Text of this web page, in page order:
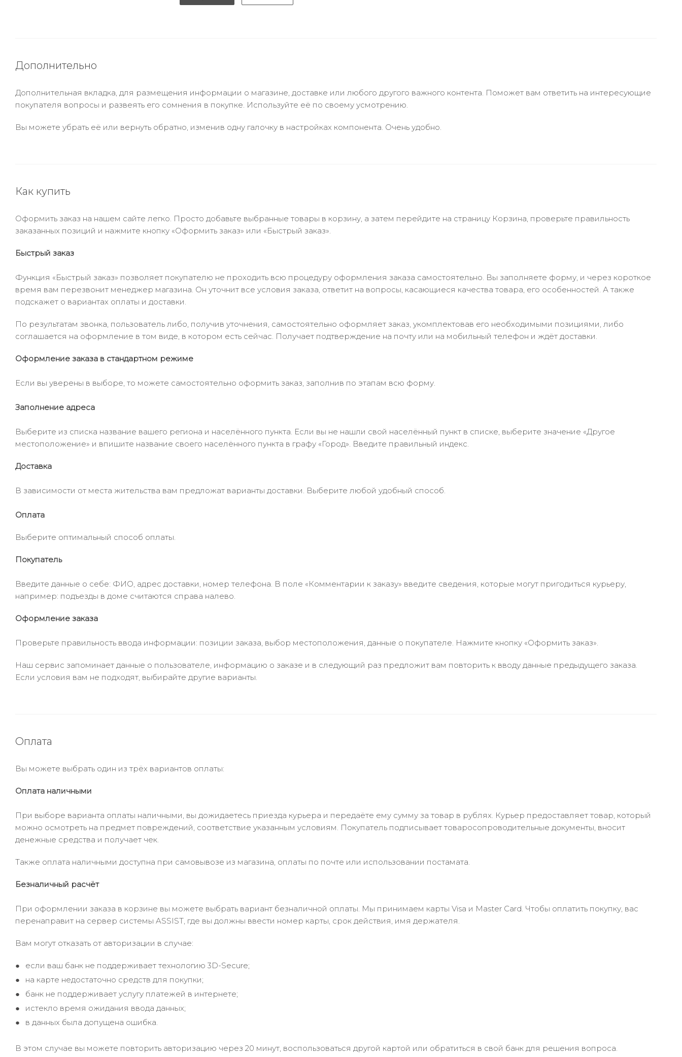
Дополнительно
Дополнительная вкладка, для размещения информации о магазине, доставке или любого другого важного контента. Поможет вам ответить на интересующие
покупателя вопросы и развеять его сомнения в покупке. Используйте её по своему усмотрению.
Вы можете убрать её или вернуть обратно, изменив одну галочку в настройках компонента. Очень удобно.
Как купить
Оформить заказ на нашем сайте легко. Просто добавьте выбранные товары в корзину, а затем перейдите на страницу Корзина, проверьте правильность
заказанных позиций и нажмите кнопку «Оформить заказ» или «Быстрый заказ».
Быстрый заказ
Функция «Быстрый заказ» позволяет покупателю не проходить всю процедуру оформления заказа самостоятельно. Вы заполняете форму, и через короткое
время вам перезвонит менеджер магазина. Он уточнит все условия заказа, ответит на вопросы, касающиеся качества товара, его особенностей. А также
подскажет о вариантах оплаты и доставки.
По результатам звонка, пользователь либо, получив уточнения, самостоятельно оформляет заказ, укомплектовав его необходимыми позициями, либо
соглашается на оформление в том виде, в котором есть сейчас. Получает подтверждение на почту или на мобильный телефон и ждёт доставки.
Оформление заказа в стандартном режиме
Если вы уверены в выборе, то можете самостоятельно оформить заказ, заполнив по этапам всю форму.
Заполнение адреса
Выберите из списка название вашего региона и населённого пункта. Если вы не нашли свой населённый пункт в списке, выберите значение «Другое
местоположение» и впишите название своего населённого пункта в графу «Город». Введите правильный индекс.
Доставка
В зависимости от места жительства вам предложат варианты доставки. Выберите любой удобный способ.
Оплата
Выберите оптимальный способ оплаты.
Покупатель
Введите данные о себе: ФИО, адрес доставки, номер телефона. В поле «Комментарии к заказу» введите сведения, которые могут пригодиться курьеру,
например: подъезды в доме считаются справа налево.
Оформление заказа
Проверьте правильность ввода информации: позиции заказа, выбор местоположения, данные о покупателе. Нажмите кнопку «Оформить заказ».
Наш сервис запоминает данные о пользователе, информацию о заказе и в следующий раз предложит вам повторить к вводу данные предыдущего заказа.
Если условия вам не подходят, выбирайте другие варианты.
Оплата
Вы можете выбрать один из трёх вариантов оплаты:
Оплата наличными
При выборе варианта оплаты наличными, вы дожидаетесь приезда курьера и передаёте ему сумму за товар в рублях. Курьер предоставляет товар, который
можно осмотреть на предмет повреждений, соответствие указанным условиям. Покупатель подписывает товаросопроводительные документы, вносит
денежные средства и получает чек.
Также оплата наличными доступна при самовывозе из магазина, оплаты по почте или использовании постамата.
Безналичный расчёт
При оформлении заказа в корзине вы можете выбрать вариант безналичной оплаты. Мы принимаем карты Visa и Master Card. Чтобы оплатить покупку, вас
перенаправит на сервер системы ASSIST, где вы должны ввести номер карты, срок действия, имя держателя.
Вам могут отказать от авторизации в случае:
если ваш банк не поддерживает технологию 3D-Secure;
на карте недостаточно средств для покупки;
банк не поддерживает услугу платежей в интернете;
истекло время ожидания ввода данных;
в данных была допущена ошибка.
В этом случае вы можете повторить авторизацию через 20 минут, воспользоваться другой картой или обратиться в свой банк для решения вопроса.